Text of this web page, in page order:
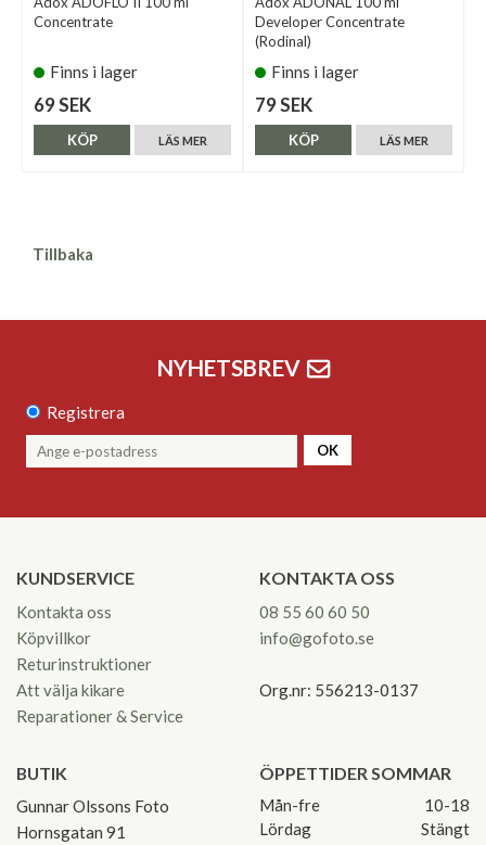
Concentrate
Finns i lager
69 SEK
LÄS MER
KÖP
Developer Concentrate
(Rodinal)
Finns i lager
79 SEK
LÄS MER
KÖP
Tillbaka
NYHETSBREV
Registrera
OK
KUNDSERVICE
Kontakta oss
Köpvillkor
Returinstruktioner
Att välja kikare
Reparationer & Service
KONTAKTA OSS
08 55 60 60 50
info@gofoto.se
Org.nr: 556213-0137
BUTIK
Gunnar Olssons Foto
Hornsgatan 91
ÖPPETTIDER SOMMAR
Mån-fre
10-18
Lördag
Stängt